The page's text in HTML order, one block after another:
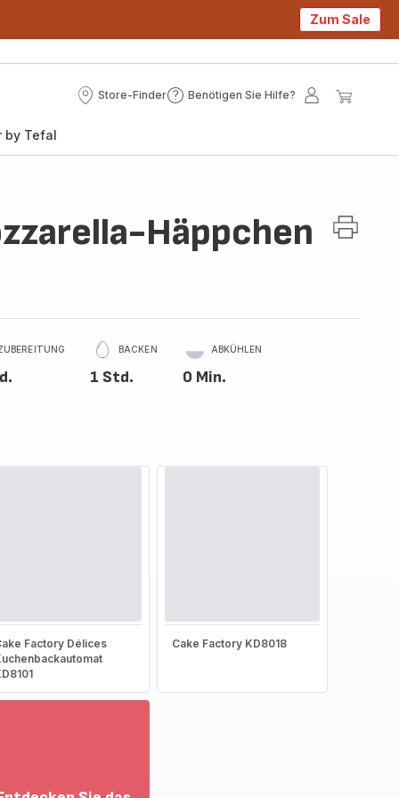
Zum Sale
Store-Finder
Store-
Benötigen Sie Hilfe?
Benötigen
Mein
by Tefal
Häppchen
BACKEN
1 Std.
ABKÜHLEN
0 Min.
Factory Délices
Cake Factory KD8018